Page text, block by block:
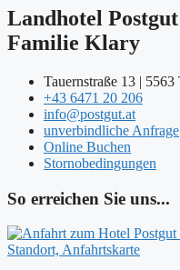
Landhotel
Familie Klary
Tauernstraße 13 | 5563
+43 6471 20 206
info@postgut.at
unverbindliche Anfrage
Online Buchen
Stornobedingungen
So erreichen Sie uns...